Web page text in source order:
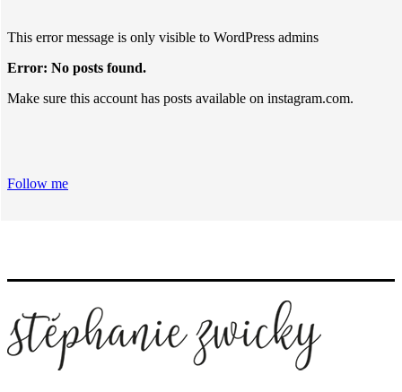
This error message is only visible to WordPress admins
Error: No posts found.
Make sure this account has posts available on instagram.com.
Follow me